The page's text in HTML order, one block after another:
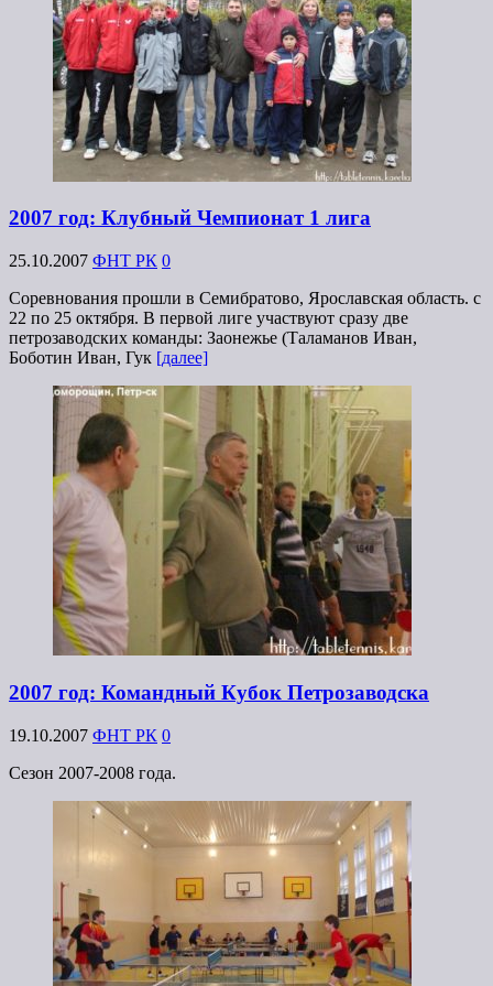
2007 год: Клубный Чемпионат 1 лига
25.10.2007 ФНТ РК 0
Соревнования прошли в Семибратово, Ярославская область. с
22 по 25 октября. В первой лиге участвуют сразу две
петрозаводских команды: Заонежье (Таламанов Иван,
Боботин Иван, Гук [далее]
2007 год: Командный Кубок Петрозаводска
19.10.2007 ФНТ РК 0
Сезон 2007-2008 года.